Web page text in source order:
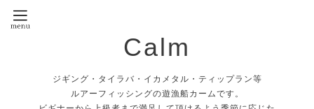
Calm
ジギング・タイラバ・イカメタル・ティップラン等
ルアーフィッシングの遊漁船カームです。